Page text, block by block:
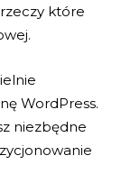
które
WordPress.
niezbędne